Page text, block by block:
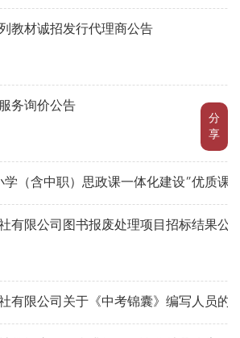
分
享
教材诚招发行代理商公告
务询价公告
学（含中职）思政课一体化建设”优质课
有限公司图书报废处理项目招标结果公
有限公司关于《中考锦囊》编写人员的